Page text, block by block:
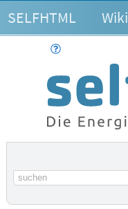
SELFHTML Wiki
Suchbegriff